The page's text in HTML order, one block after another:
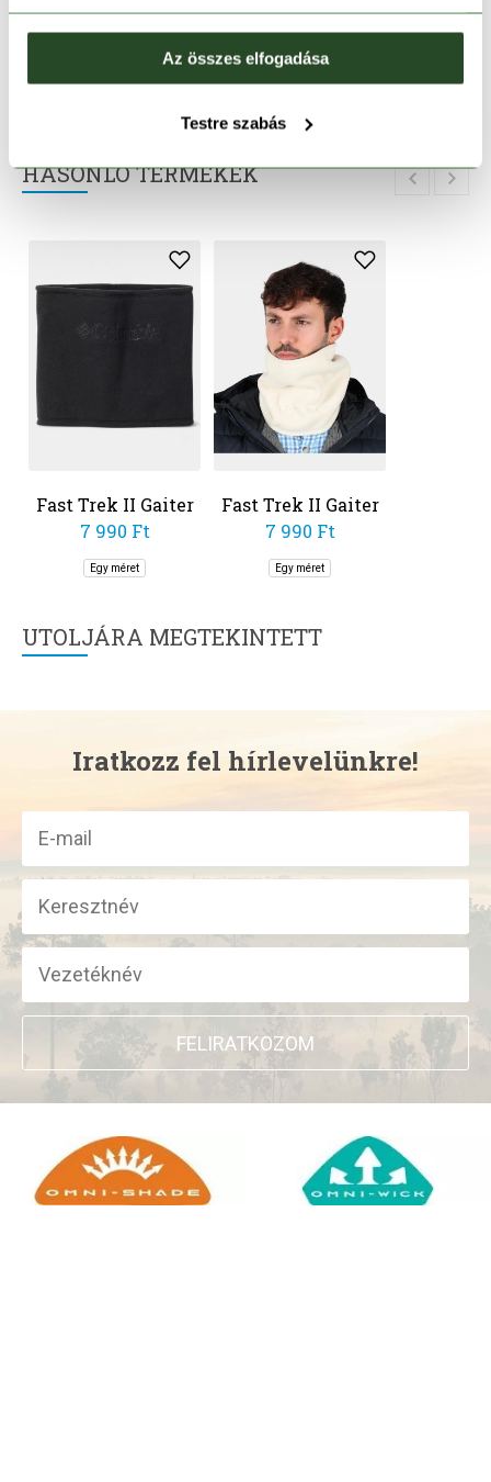
Az összes elfogadása
Testre szabás
TERMÉKLEÍRÁS
HASONLÓ TERMÉKEK
Fast Trek II Gaiter
7 990 Ft
Egy méret
Fast Trek II Gaiter
7 990 Ft
Egy méret
UTOLJÁRA MEGTEKINTETT
Iratkozz fel hírlevelünkre!
FELIRATKOZOM